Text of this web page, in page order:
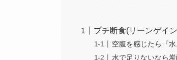
プチ断食(リーンゲイ
空腹を感じたら『水
水で足りないなら炭